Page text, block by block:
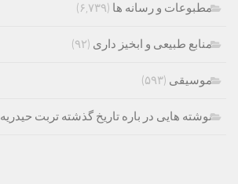
مطبوعات و رسانه ها (۶,۷۳۹)
منابع طبیعی و ابخیز داری (۹۲)
موسیقی (۵۹۳)
نوشته هایی در باره تاریخ گذشته تربت حیدریه